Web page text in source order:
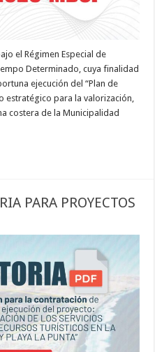
el Régimen Especial de
Determinado, cuya finalidad
ejecución del “Plan de
estratégico para la valorización,
costera de la Municipalidad
PARA PROYECTOS